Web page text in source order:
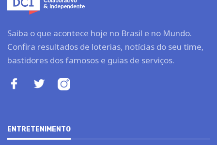
Saiba o que acontece hoje no Brasil e no Mundo.
Confira resultados de loterias, notícias do seu time,
bastidores dos famosos e guias de serviços.
ENTRETENIMENTO